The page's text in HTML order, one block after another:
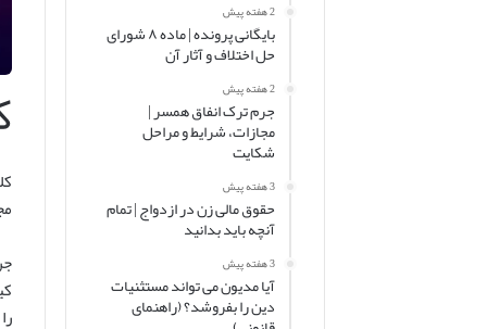
2 هفته پیش
بایگانی پرونده | ماده ۸ شورای
حل اختلاف و آثار آن
2 هفته پیش
جرم ترک انفاق همسر |
مجازات، شرایط و مراحل
شکایت
3 هفته پیش
حقوق مالی زن در ازدواج | تمام
آنچه باید بدانید
3 هفته پیش
آیا مدیون می تواند مستثنیات
دین را بفروشد؟ (راهنمای